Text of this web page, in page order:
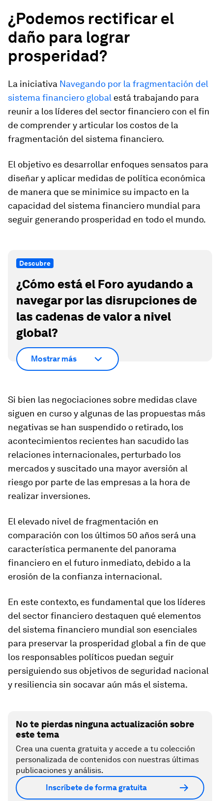
¿Podemos rectificar el
daño para lograr
prosperidad?
La iniciativa Navegando por la fragmentación del
sistema financiero global está trabajando para
reunir a los líderes del sector financiero con el fin
de comprender y articular los costos de la
fragmentación del sistema financiero.
El objetivo es desarrollar enfoques sensatos para
diseñar y aplicar medidas de política económica
de manera que se minimice su impacto en la
capacidad del sistema financiero mundial para
seguir generando prosperidad en todo el mundo.
Descubre
¿Cómo está el Foro ayudando a
navegar por las disrupciones de
las cadenas de valor a nivel
global?
Mostrar más
Si bien las negociaciones sobre medidas clave
siguen en curso y algunas de las propuestas más
negativas se han suspendido o retirado, los
acontecimientos recientes han sacudido las
relaciones internacionales, perturbado los
mercados y suscitado una mayor aversión al
riesgo por parte de las empresas a la hora de
realizar inversiones.
El elevado nivel de fragmentación en
comparación con los últimos 50 años será una
característica permanente del panorama
financiero en el futuro inmediato, debido a la
erosión de la confianza internacional.
En este contexto, es fundamental que los líderes
del sector financiero destaquen qué elementos
del sistema financiero mundial son esenciales
para preservar la prosperidad global a fin de que
los responsables políticos puedan seguir
persiguiendo sus objetivos de seguridad nacional
y resiliencia sin socavar aún más el sistema.
No te pierdas ninguna actualización sobre
este tema
Crea una cuenta gratuita y accede a tu colección
personalizada de contenidos con nuestras últimas
publicaciones y análisis.
Inscríbete de forma gratuita